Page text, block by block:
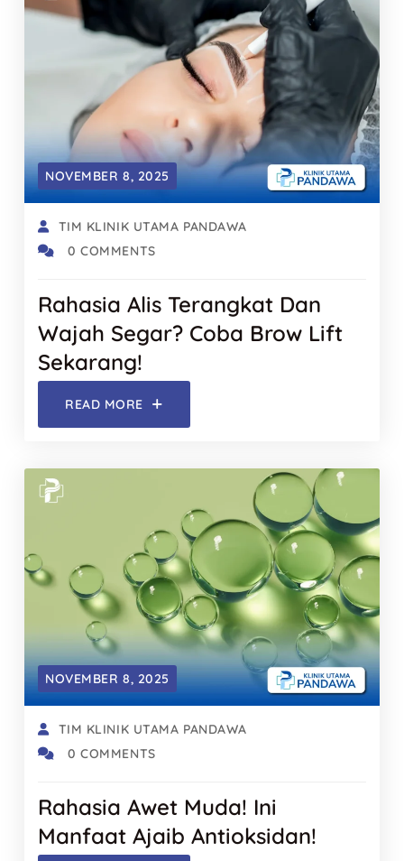
NOVEMBER 8, 2025
TIM KLINIK UTAMA PANDAWA
0 COMMENTS
Rahasia Alis Terangkat Dan
Wajah Segar? Coba Brow Lift
Sekarang!
READ MORE
NOVEMBER 8, 2025
TIM KLINIK UTAMA PANDAWA
0 COMMENTS
Rahasia Awet Muda! Ini
Manfaat Ajaib Antioksidan!